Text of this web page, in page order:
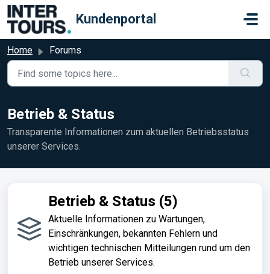
Skip to main content
Kundenportal
Home Forums
Betrieb & Status
Transparente Informationen zum aktuellen Betriebsstatus
unserer Services.
Betrieb & Status (5)
Aktuelle Informationen zu Wartungen,
Einschränkungen, bekannten Fehlern und
wichtigen technischen Mitteilungen rund um den
Betrieb unserer Services.